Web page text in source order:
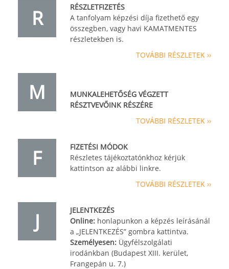
R
RÉSZLETFIZETÉS
A tanfolyam képzési díja fizethető egy
összegben, vagy havi KAMATMENTES
részletekben is.
TOVÁBBI RÉSZLETEK ››
M
MUNKALEHETŐSÉG VÉGZETT
RÉSZTVEVŐINK RÉSZÉRE
TOVÁBBI RÉSZLETEK ››
F
FIZETÉSI MÓDOK
Részletes tájékoztatónkhoz kérjük
kattintson az alábbi linkre.
TOVÁBBI RÉSZLETEK ››
J
JELENTKEZÉS
Online: honlapunkon a képzés leírásánál
a „JELENTKEZÉS” gombra kattintva.
Személyesen: Ügyfélszolgálati
irodánkban (Budapest XIII. kerület,
Frangepán u. 7.)